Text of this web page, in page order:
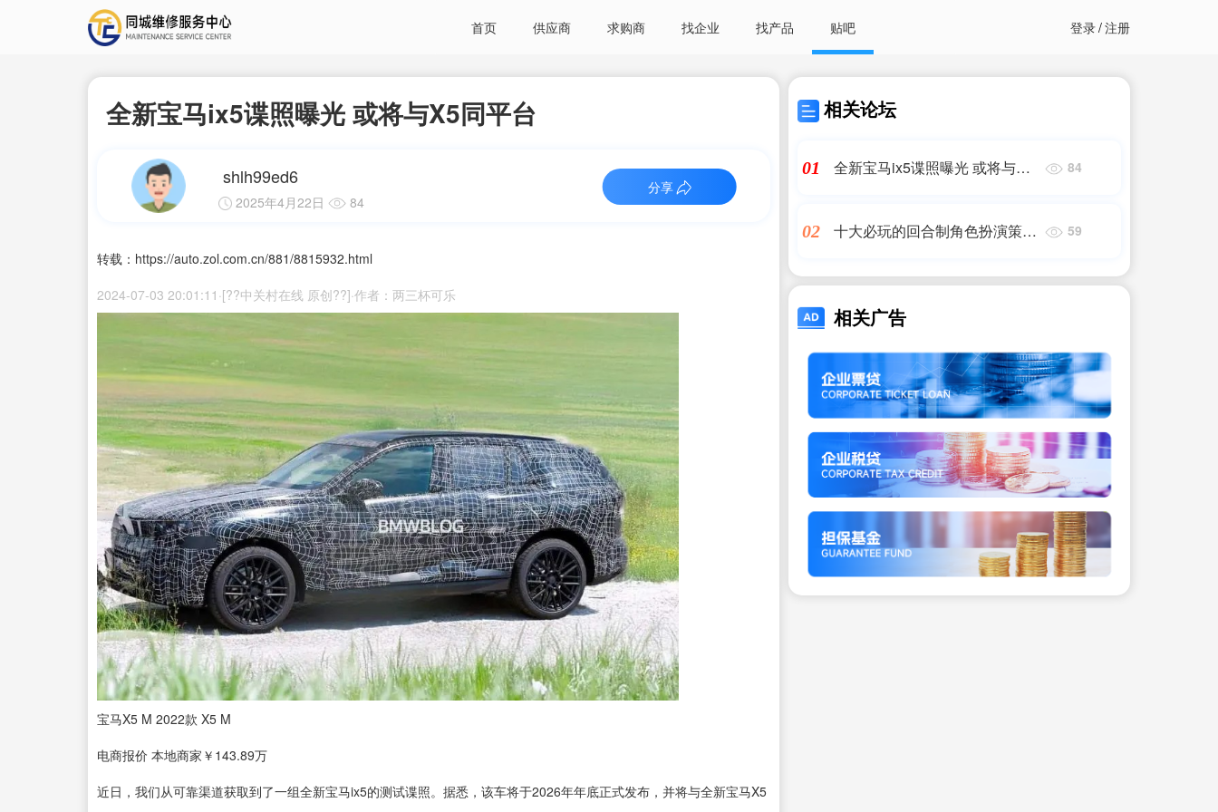
首页 供应商 求购商 找企业 找产品 贴吧 登录/注册
全新宝马ix5谍照曝光 或将与X5同平台
shlh99ed6
2025年4月22日 84
分享
转载：https://auto.zol.com.cn/881/8815932.html
2024-07-03 20:01:11·[??中关村在线 原创??]·作者：两三杯可乐
宝马X5 M 2022款 X5 M
电商报价 本地商家 ￥143.89万
近日，我们从可靠渠道获取到了一组全新宝马ix5的测试谍照。据悉，该车将于2026年年底正式发布，并将与全新宝马X5
相关论坛
01
全新宝马ix5谍照曝光 或将与X5
84
02
十大必玩的回合制角色扮演策略
59
相关广告